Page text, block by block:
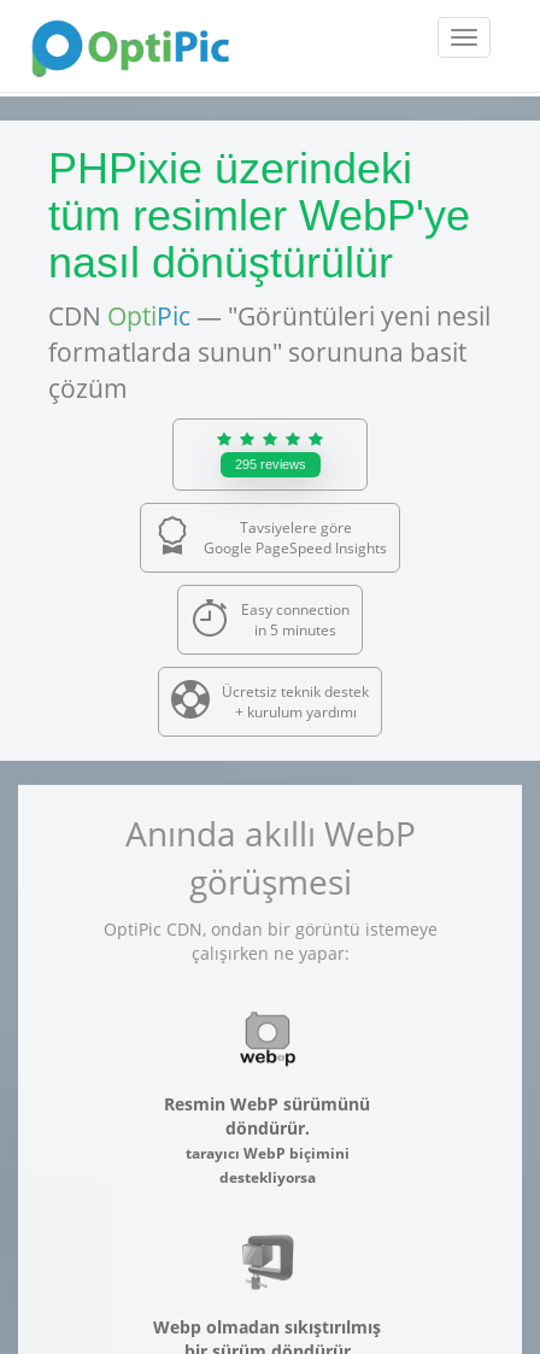
Toggle
PHPixie üzerindeki
tüm resimler WebP'ye
nasıl dönüştürülür
CDN OptiPic — "Görüntüleri yeni nesil
formatlarda sunun" sorununa basit
çözüm
295 reviews
Tavsiyelere göre
Google PageSpeed Insights
Easy connection
in 5 minutes
Ücretsiz teknik destek
+ kurulum yardımı
Anında akıllı WebP
görüşmesi
OptiPic CDN, ondan bir görüntü istemeye
çalışırken ne yapar:
Resmin WebP sürümünü
döndürür.
tarayıcı WebP biçimini
destekliyorsa
Webp olmadan sıkıştırılmış